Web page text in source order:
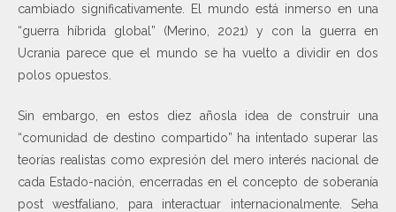
cambiado significativamente. El mundo está inmerso en una
“guerra híbrida global” (Merino, 2021) y con la guerra en
Ucrania parece que el mundo se ha vuelto a dividir en dos
polos opuestos.
Sin embargo, en estos diez añosla idea de construir una
“comunidad de destino compartido” ha intentado superar las
teorías realistas como expresión del mero interés nacional de
cada Estado-nación, encerradas en el concepto de soberanía
post westfaliano, para interactuar internacionalmente. Seha